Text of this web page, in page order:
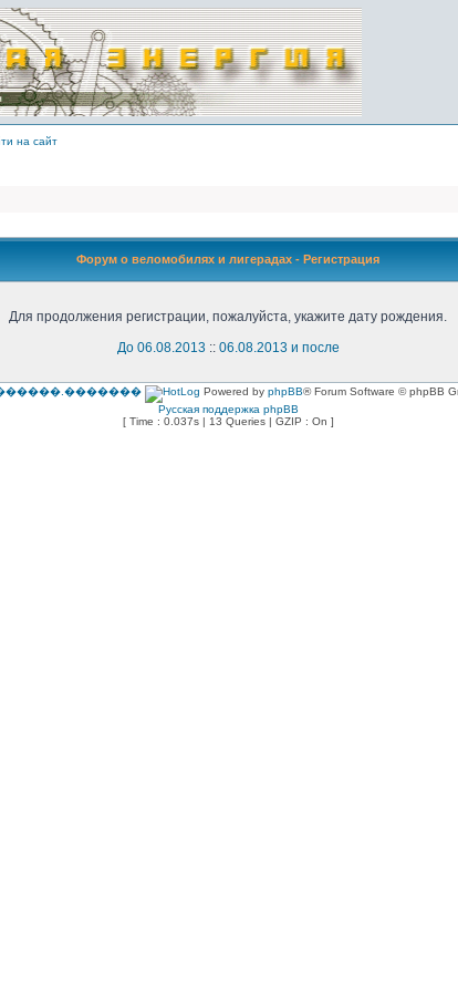
на сайт
Форум о веломобилях и лигерадах - Регистрация
Для продолжения регистрации, пожалуйста, укажите дату рождения.
До 06.08.2013 :: 06.08.2013 и после
Powered by phpBB® Forum Software © phpBB
Русская поддержка phpBB
[ Time : 0.037s | 13 Queries | GZIP : On ]